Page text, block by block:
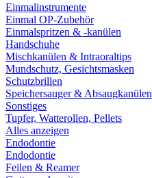
Einmalinstrumente
Einmal OP-Zubehör
Einmalspritzen & -kanülen
Handschuhe
Mischkanülen & Intraoraltips
Mundschutz, Gesichtsmasken
Schutzbrillen
Speichersauger & Absaugkanülen
Sonstiges
Tupfer, Watterollen, Pellets
Alles anzeigen
Endodontie
Endodontie
Feilen & Reamer